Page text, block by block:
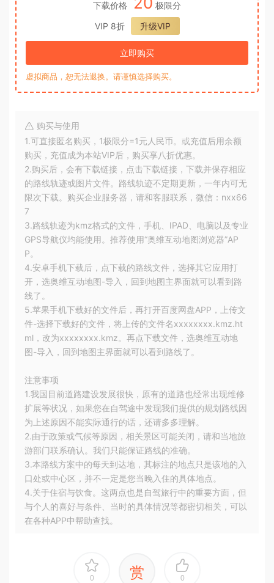
下载价格
极限分
VIP 8折
升级VIP
立即购买
虚拟商品，恕无法退换。请谨慎选择购买。
购买与使用
1.可直接匿名购买，1极限分=1元人民币。或充值后用余额
购买，充值成为本站VIP后，购买享八折优惠。
2.购买后，会有下载链接，点击下载链接，下载并保存相应
的路线轨迹或图片文件。路线轨迹不定期更新，一年内可无
限次下载。购买企业服务器，请和客服联系，微信：nxx66
7
3.路线轨迹为kmz格式的文件，手机、IPAD、电脑以及专业
GPS导航仪均能使用。推荐使用“奥维互动地图浏览器”AP
P。
4.安卓手机下载后，点下载的路线文件，选择其它应用打
开，选奥维互动地图-导入，回到地图主界面就可以看到路
线了。
5.苹果手机下载好的文件后，再打开百度网盘APP，上传文
件-选择下载好的文件，将上传的文件名xxxxxxxx.kmz.ht
ml，改为xxxxxxxx.kmz。再点下载文件，选奥维互动地
图-导入，回到地图主界面就可以看到路线了。
注意事项
1.我国目前道路建设发展很快，原有的道路也经常出现维修
扩展等状况，如果您在自驾途中发现我们提供的规划路线因
为上述原因不能实际通行的话，还请多多理解。
2.由于政策或气候等原因，相关景区可能关闭，请和当地旅
游部门联系确认。我们只能保证路线的准确。
3.本路线方案中的每天到达地，其标注的地点只是该地的入
口处或中心区，并不一定是您当晚入住的具体地点。
4.关于住宿与饮食。这两点也是自驾旅行中的重要方面，但
与个人的喜好与条件、当时的具体情况等都密切相关，可以
在各种APP中帮助查找。
0 赏 0